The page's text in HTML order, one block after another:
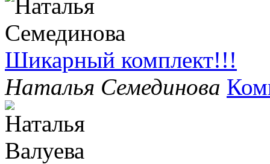
Шикарный комплект!!!
Наталья Семединова